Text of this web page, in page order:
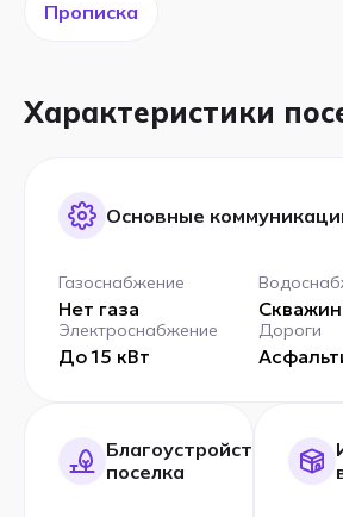
Прописка
Характеристики
Основные
Газоснабжение
Нет газа
Электроснабжение
До 15 кВт
Дороги
Благоустройство
поселка